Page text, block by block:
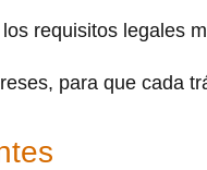
requisitos legales
para que cada